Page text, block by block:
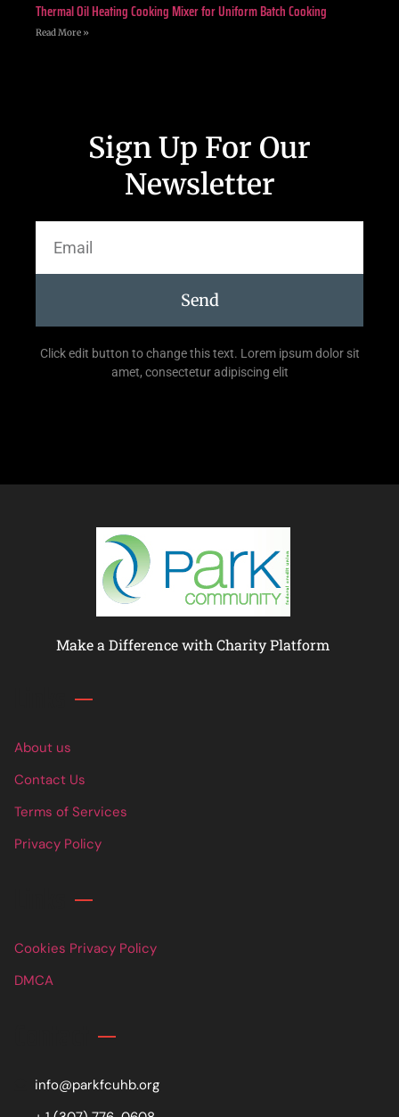
Thermal Oil Heating Cooking Mixer for Uniform Batch Cooking
Read More »
Sign Up For Our
Newsletter
Send
Click edit button to change this text. Lorem ipsum dolor sit
amet, consectetur adipiscing elit
Make a Difference with Charity Platform
About us
Contact Us
Terms of Services
Privacy Policy
Cookies Privacy Policy
DMCA
info@parkfcuhb.org